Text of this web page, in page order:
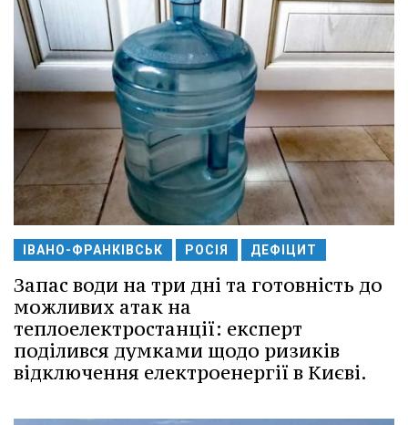
ІВАНО-ФРАНКІВСЬК РОСІЯ ДЕФІЦИТ
Запас води на три дні та готовність до
можливих атак на
теплоелектростанції: експерт
поділився думками щодо ризиків
відключення електроенергії в Києві.